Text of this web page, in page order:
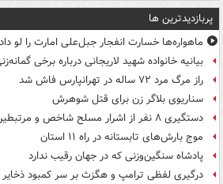
پربازدیدترین ها
ماهواره‌ها خسارت انفجار جبل‌علی امارت را لو
بیانیه خانواده شهید لاریجانی درباره برخی
راز مرگ مرد ۷۲ ساله در تهرانپارس فاش شد
سناریوی بلاگر زن برای قتل شوهرش
دستگیری ۸ نفر از اشرار مسلح شاخص و مرتبطین گروهک های تروریستی
موج بارش‌های تابستانه در راه ۱۱ استان
پادشاه سنگین‌وزنی که در جهان رقیب ندارد
درگیری لفظی ترامپ و هگزث بر سر کمبود